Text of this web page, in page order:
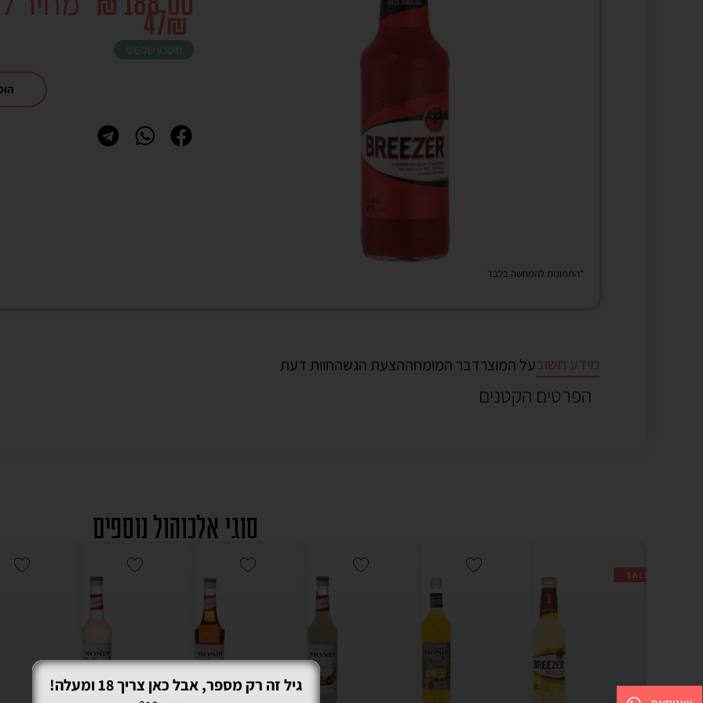
47₪
חיסכון של ₪6
*התמונות להמחשה בלבד
מידע חשובעל המוצרדבר המומחההצעת הגשהחוות דעת
הפרטים הקטנים
סוגי אלכוהול נוספים
SALE
גיל זה רק מספר, אבל כאן צריך 18 ומעלה!